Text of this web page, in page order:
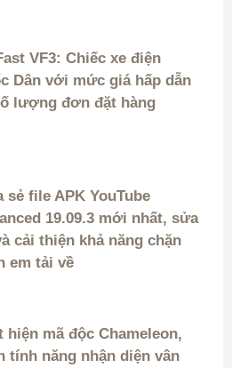
VF3: Chiếc xe điện
Dân với mức giá hấp dẫn
lượng đơn đặt hàng
sẻ file APK YouTube
19.09.3 mới nhất, sửa
cải thiện khả năng chặn
em tải về
hiện mã độc Chameleon,
tính năng nhận diện vân